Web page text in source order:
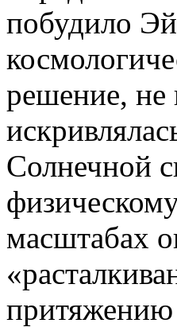
побудило
решение, не
Солнечной
масштабах
притяжению